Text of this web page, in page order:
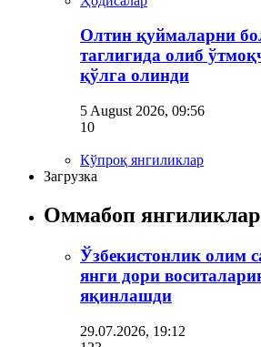
Олтин қуймаларни
таглигида олиб
қўлга олинди
5 August 2026, 09:56
10
Кўпроқ янгиликлар
Загрузка
Оммабоп янгиликлар
Ўзбекистонлик олим
янги дори
яқинлашди
29.07.2026, 19:12